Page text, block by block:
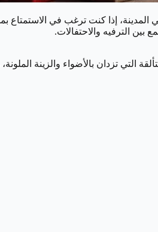
إذا كنت ترغب في الاستمتاع
الترفيه والاحتفالات.
تزدان بالأضواء والزينة